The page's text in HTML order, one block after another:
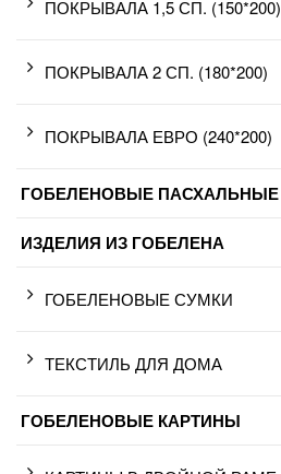
ПОКРЫВАЛА 1,5 СП. (150*200)
ПОКРЫВАЛА 2 СП. (180*200)
ПОКРЫВАЛА ЕВРО (240*200)
ГОБЕЛЕНОВЫЕ ПАСХАЛЬНЫЕ
ИЗДЕЛИЯ ИЗ ГОБЕЛЕНА
ГОБЕЛЕНОВЫЕ СУМКИ
ТЕКСТИЛЬ ДЛЯ ДОМА
ГОБЕЛЕНОВЫЕ КАРТИНЫ